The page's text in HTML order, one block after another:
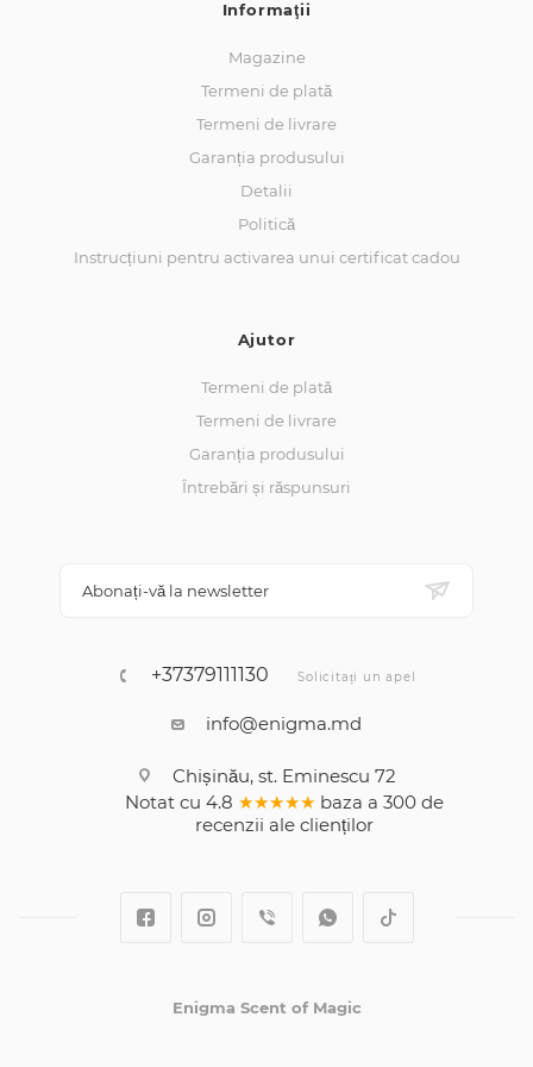
Informaţii
Magazine
Termeni de plată
Termeni de livrare
Garanția produsului
Detalii
Politică
Instrucțiuni pentru activarea unui certificat cadou
Ajutor
Termeni de plată
Termeni de livrare
Garanția produsului
Întrebări și răspunsuri
Abonați-vă la newsletter
+37379111130 Solicitați un apel
info@enigma.md
Chișinău, st. Eminescu 72
Notat cu 4.8 ★★★★★ baza a 300 de
recenzii ale clienților
Enigma Scent of Magic